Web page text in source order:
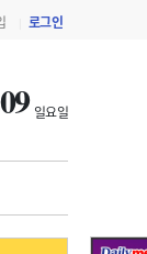
로그인
일요일